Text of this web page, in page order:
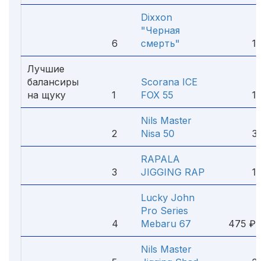
6
Dixxon
"Черная
смерть"
199
Лучшие
балансиры
на щуку
1
Scorana ICE
FOX 55
198
2
Nils Master
Nisa 50
388
3
RAPALA
JIGGING RAP
160
4
Lucky John
Pro Series
Mebaru 67
475 ₽
Nils Master